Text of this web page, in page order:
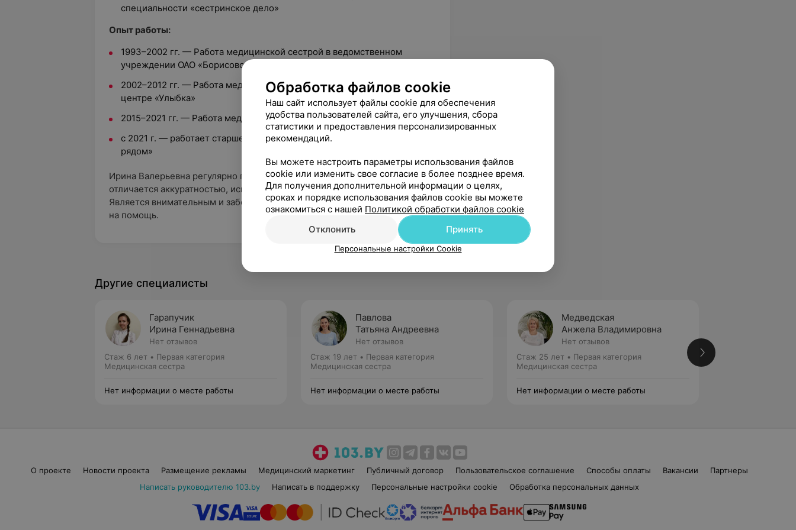
специальности «сестринское дело»
Опыт работы:
1993–2002 гг. — Работа медицинской сестрой в ведомственном
учреждении ОАО «Борисовский ДОК»
2002–2012 гг. — Работа медицинской сестрой в стоматологическом
центре «Улыбка»
2015–2021 гг. — Работа медицинской сестрой ЧП «Максидент»
с 2021 г. — работает старшей медицинской сестрой ЧП «Доктор
рядом»
Ирина Валерьевна регулярно повышает свой профессиональный уровень,
отличается аккуратностью, исполнительностью, стрессоустойчивостью.
Является внимательным и заботливым человеком, готовым всегда прийти
на помощь.
Другие специалисты
Гарапучик
Ирина Геннадьевна
Нет отзывов
Стаж 6 лет • Первая категория
Медицинская сестра
Нет информации о месте работы
Павлова
Татьяна Андреевна
Нет отзывов
Стаж 19 лет • Первая категория
Медицинская сестра
Нет информации о месте работы
Медведская
Анжела Владимировна
Нет отзывов
Стаж 25 лет • Первая категория
Медицинская сестра
Нет информации о месте работы
О проекте Новости проекта Размещение рекламы Медицинский маркетинг Публичный договор Пользовательское соглашение Способы оплаты Вакансии
Партнеры
Написать руководителю 103.by
Написать в поддержку Персональные настройки cookie Обработка персональных данных
Обработка файлов cookie
Наш сайт использует файлы cookie для обеспечения
удобства пользователей сайта, его улучшения, сбора
статистики и предоставления персонализированных
рекомендаций.
Вы можете настроить параметры использования файлов
cookie или изменить свое согласие в более позднее время.
Для получения дополнительной информации о целях,
сроках и порядке использования файлов cookie вы можете
ознакомиться с нашей Политикой обработки файлов cookie
Отклонить
Принять
Персональные настройки Cookie